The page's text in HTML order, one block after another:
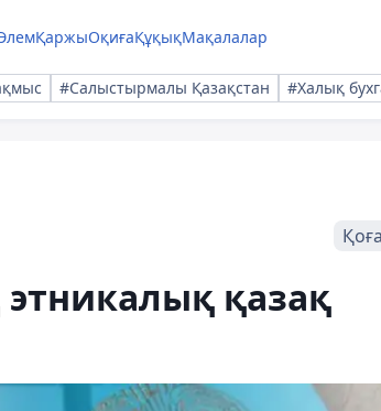
ҚаржыОқиғаҚұқықМақалалар
#Салыстырмалы Қазақстан #Халық
қазақ